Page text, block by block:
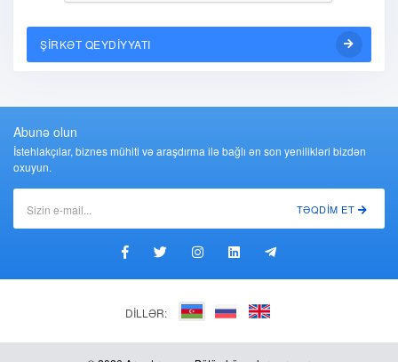
ŞİRKƏT QEYDİYYATI
Abunə olun
İstehlakçılar, biznes mühiti və araşdırma ilə bağlı ən son yenilikləri bizdən
oxuyun.
TƏQDIM ET
DILLƏR: